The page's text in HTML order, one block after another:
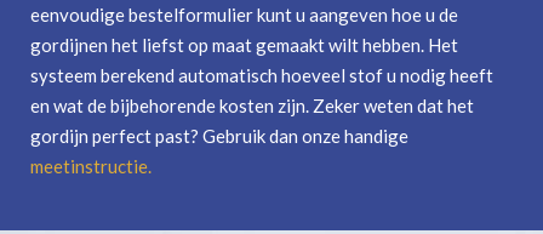
eenvoudige bestelformulier kunt u aangeven hoe u de
gordijnen het liefst op maat gemaakt wilt hebben. Het
systeem berekend automatisch hoeveel stof u nodig heeft
en wat de bijbehorende kosten zijn. Zeker weten dat het
gordijn perfect past? Gebruik dan onze handige
meetinstructie.